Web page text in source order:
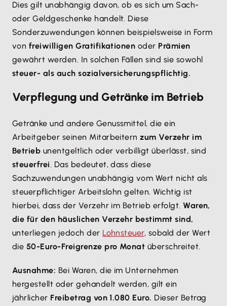
Dies gilt unabhängig davon, ob es sich um Sach-
oder Geldgeschenke handelt. Diese
Sonderzuwendungen können beispielsweise in Form
von freiwilligen Gratifikationen oder Prämien
gewährt werden. In solchen Fällen sind sie sowohl
steuer- als auch sozialversicherungspflichtig.
Verpflegung und Getränke im Betrieb
Getränke und andere Genussmittel, die ein
Arbeitgeber seinen Mitarbeiternzum Verzehr im
Betrieb unentgeltlich oder verbilligt überlässt, sind
steuerfrei. Das bedeutet, dass diese
Sachzuwendungen unabhängig vom Wert nicht als
steuerpflichtiger Arbeitslohn gelten. Wichtig ist
hierbei, dass der Verzehr im Betrieb erfolgt.Waren,
die für den häuslichen Verzehr bestimmt sind,
unterliegen jedoch der Lohnsteuer, sobald der Wert
die 50-Euro-Freigrenze pro Monat überschreitet.
Ausnahme: Bei Waren, die im Unternehmen
hergestellt oder gehandelt werden, gilt ein
jährlicher Freibetrag von 1.080 Euro. Dieser Betrag